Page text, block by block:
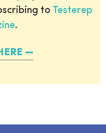
to Testerep
.